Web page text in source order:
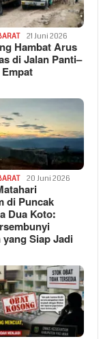
21 Juni 2026
Hambat Arus
di Jalan Panti–
20 Juni 2026
di Puncak
Dua Koto:
yang Siap Jadi